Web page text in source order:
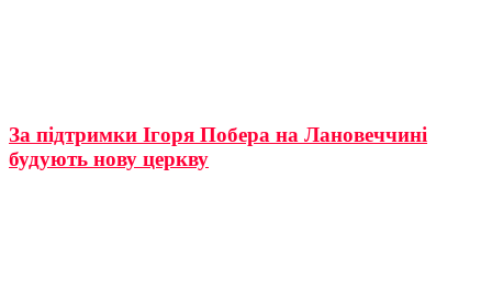
За підтримки Ігоря Побера на Лановеччині
будують нову церкву